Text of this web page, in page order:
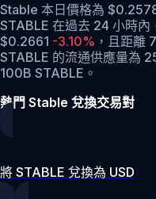
Stable 本日價格為
STABLE 在過去 24 小時內
$0.2661 -3.10% ， 且距離
STABLE 的流通供應量為
100B STABLE。
熱門 Stable 兌換交易對
將 STABLE 兌換為 USD